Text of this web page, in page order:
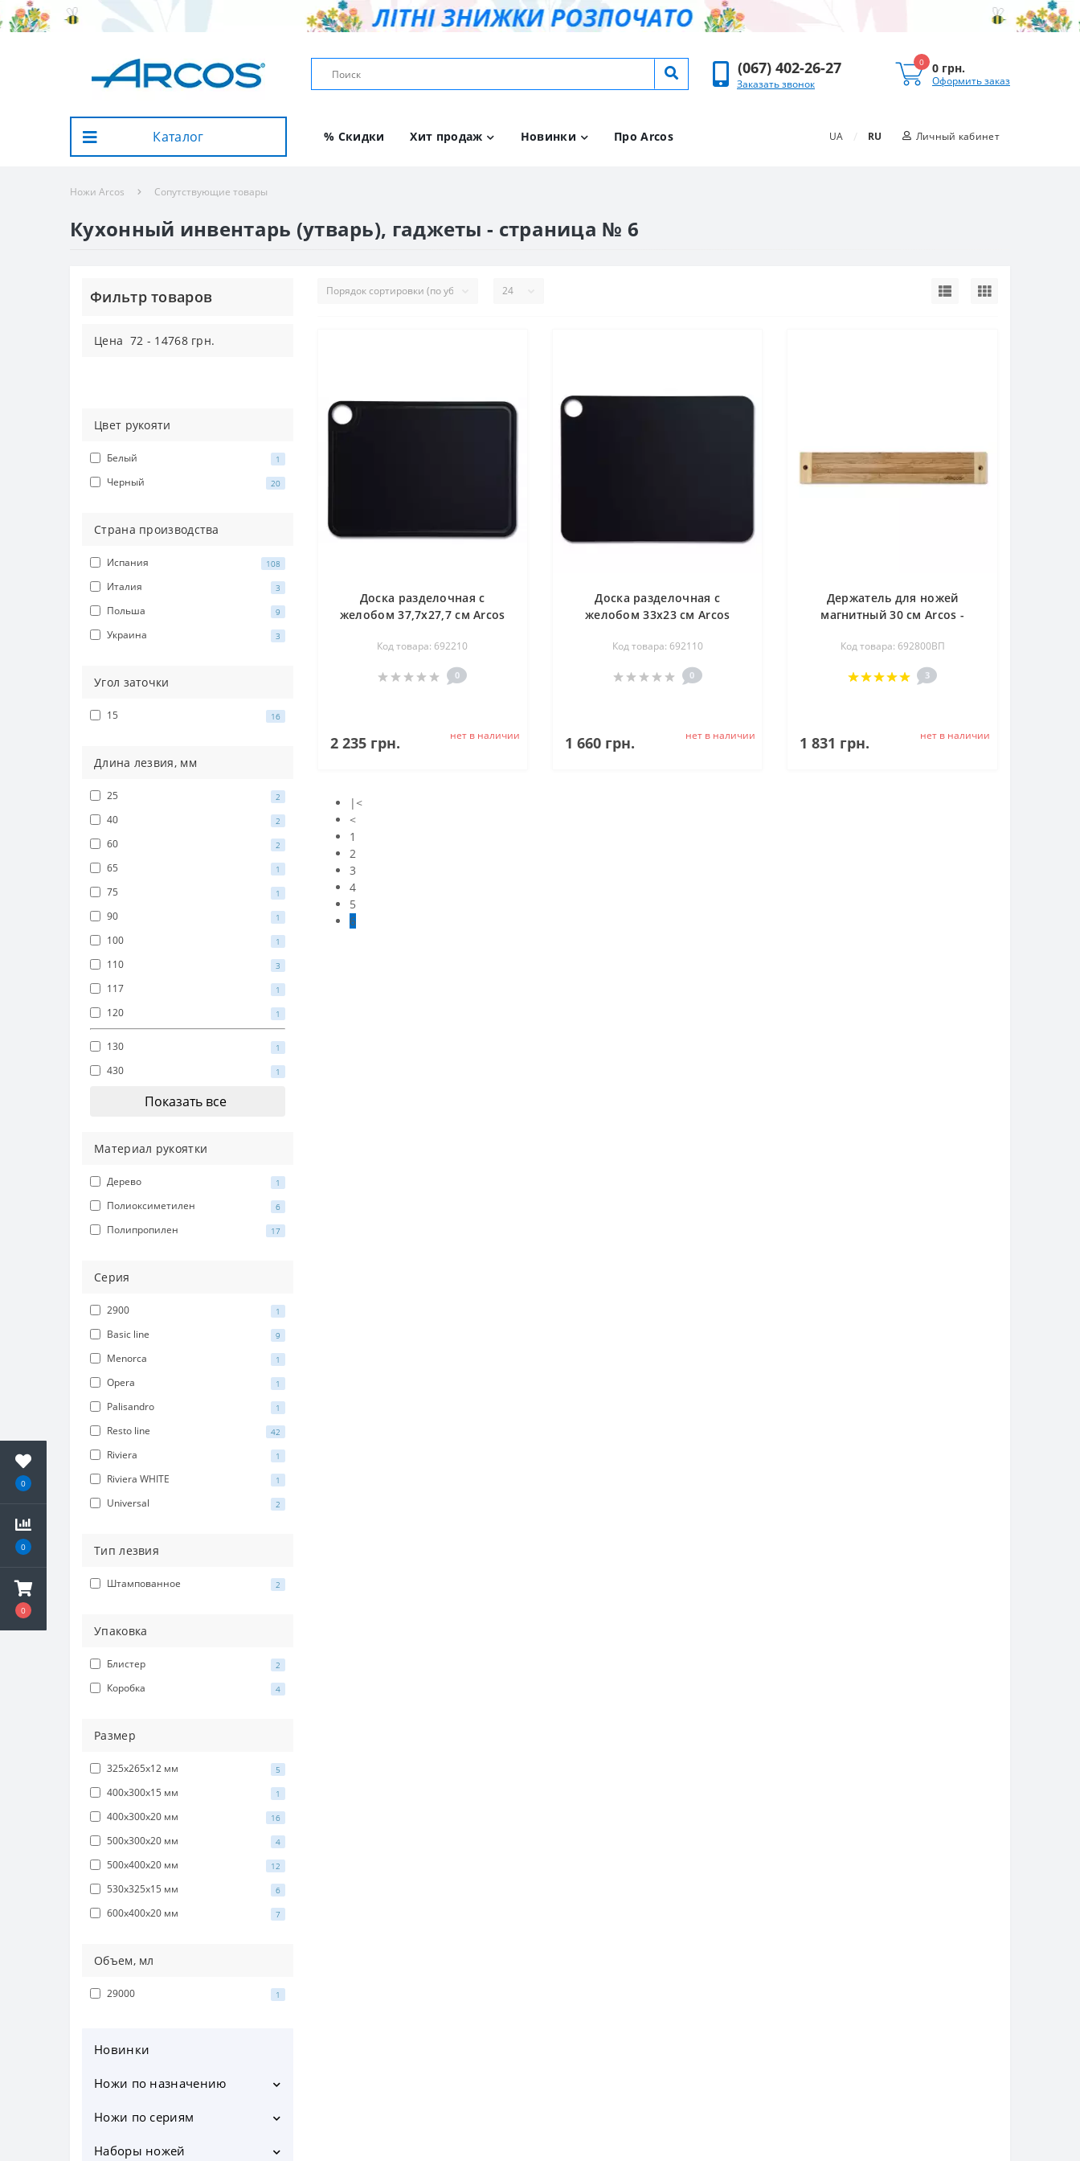
0
0
0
(067) 402-26-27
Заказать звонок
0 0 грн.
Оформить заказ
Каталог % Скидки Хит продаж Новинки Про Arcos UA / RU Личный кабинет
Ножи Arcos Сопутствующие товары
Кухонный инвентарь (утварь), гаджеты - страница № 6
Фильтр товаров
Цена 72 - 14768грн.
Цвет рукояти
Белый 1
Черный 20
Страна производства
Испания 108
Италия 3
Польша 9
Украина 3
Угол заточки
15 16
Длина лезвия, мм
25 2
40 2
60 2
65 1
75 1
90 1
100 1
110 3
117 1
120 1
130 1
430 1
Показать все
Материал рукоятки
Дерево 1
Полиоксиметилен 6
Полипропилен 17
Серия
2900 1
Basic line 9
Menorca 1
Opera 1
Palisandro 1
Resto line 42
Riviera 1
Riviera WHITE 1
Universal 2
Тип лезвия
Штампованное 2
Упаковка
Блистер 2
Коробка 4
Размер
325х265х12 мм 5
400х300х15 мм 1
400х300х20 мм 16
500х300х20 мм 4
500х400х20 мм 12
530х325х15 мм 6
600х400х20 мм 7
Объем, мл
29000 1
Новинки
Ножи по назначению
Ножи по сериям
Наборы ножей
Доска разделочная с
желобом 37,7х27,7 см Arcos
Код товара: 692210
0
2 235 грн. нет в наличии
Доска разделочная с
желобом 33х23 см Arcos
Код товара: 692110
0
1 660 грн. нет в наличии
Держатель для ножей
магнитный 30 см Arcos -
Код товара: 692800ВП
3
1 831 грн. нет в наличии
|<
<
1
2
3
4
5
6